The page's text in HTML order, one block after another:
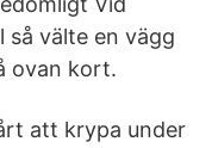
så välte en vägg
ovan kort.
att krypa under